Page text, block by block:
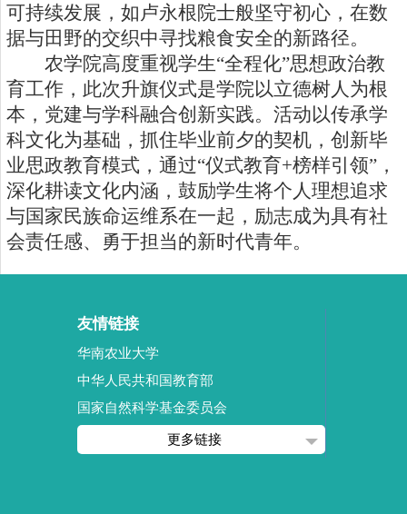
可持续发展，如卢永根院士般坚守初心，在数
据与田野的交织中寻找粮食安全的新路径。
农学院高度重视学生“全程化”思想政治教
育工作，此次升旗仪式是学院以立德树人为根
本，党建与学科融合创新实践。活动以传承学
科文化为基础，抓住毕业前夕的契机，创新毕
业思政教育模式，通过“仪式教育+榜样引领”，
深化耕读文化内涵，鼓励学生将个人理想追求
与国家民族命运维系在一起，励志成为具有社
会责任感、勇于担当的新时代青年。
友情链接
华南农业大学
中华人民共和国教育部
国家自然科学基金委员会
更多链接